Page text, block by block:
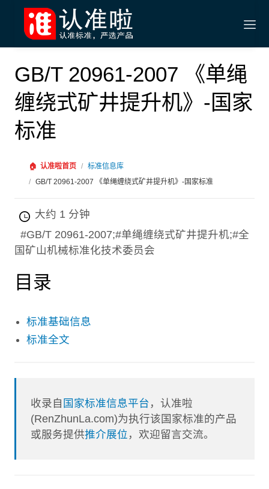
GB/T 20961-2007 《单绳
缠绕式矿井提升机》-国家
标准
🏠 认准啦首页 / 标准信息库
/ GB/T 20961-2007 《单绳缠绕式矿井提升机》-国家标准
大约 1 分钟
#GB/T 20961-2007;#单绳缠绕式矿井提升机;#全
国矿山机械标准化技术委员会
目录
标准基础信息
标准全文
收录自 国家标准信息平台 ，认准啦
(RenZhunLa.com)为执行该国家标准的产品
或服务提供推介展位 ，欢迎留言交流。